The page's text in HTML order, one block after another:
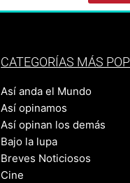
CATEGORÍAS MÁS
Así anda el Mundo
Así opinamos
Así opinan los demás
Bajo la lupa
Breves Noticiosos
Cine